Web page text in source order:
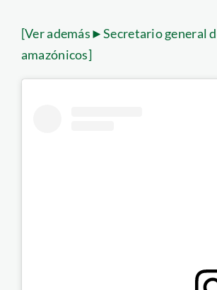
[Ver además►Secretario general
amazónicos]